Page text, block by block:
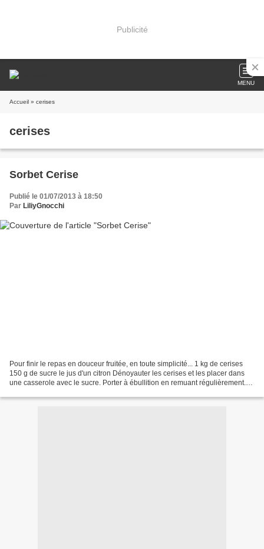
Publicité
MENU
Accueil » cerises
cerises
Sorbet Cerise
Publié le 01/07/2013 à 18:50
Par LiliyGnocchi
Pour finir le repas en douceur fruitée, en toute simplicité... 1 kg de cerises
150 g de sucre le jus d'un citron Dénoyauter les cerises et les placer dans
une casserole avec le sucre. Porter à ébullition en remuant régulièrement.